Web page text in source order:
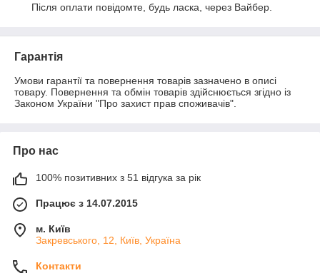
Після оплати повідомте, будь ласка, через Вайбер.
Гарантія
Умови гарантії та повернення товарів зазначено в описі
товару. Повернення та обмін товарів здійснюється згідно із
Законом України "Про захист прав споживачів".
Про нас
100% позитивних з 51 відгука за рік
Працює з 14.07.2015
м. Київ
Закревського, 12, Київ, Україна
Контакти